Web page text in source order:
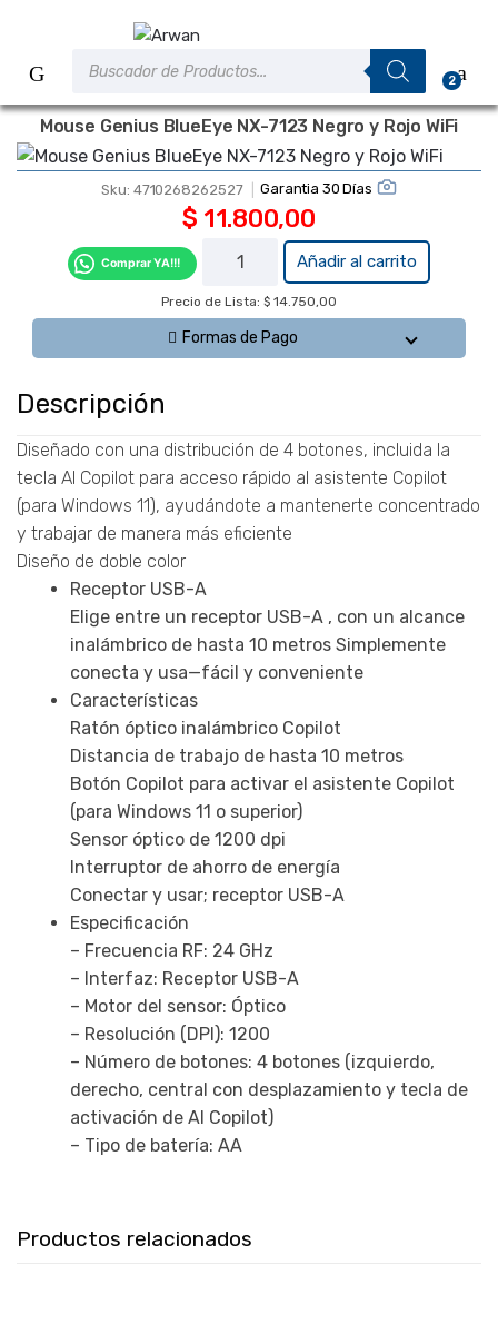
contenido
2
Mouse Genius BlueEye NX-7123 Negro y Rojo WiFi
Sku: 4710268262527 Garantia 30 Días
$ 11.800,00
Comprar YA!!!
Mouse
BlueEye
NX-7123
Negro y
Añadir al carrito
Precio de Lista: $ 14.750,00
Formas de Pago
Descripción
Diseñado con una distribución de 4 botones, incluida la
tecla AI Copilot para acceso rápido al asistente Copilot
(para Windows 11), ayudándote a mantenerte concentrado
y trabajar de manera más eficiente
Diseño de doble color
Receptor USB-A
Elige entre un receptor USB-A , con un alcance
inalámbrico de hasta 10 metros Simplemente
conecta y usa—fácil y conveniente
Características
Ratón óptico inalámbrico Copilot
Distancia de trabajo de hasta 10 metros
Botón Copilot para activar el asistente Copilot
(para Windows 11 o superior)
Sensor óptico de 1200 dpi
Interruptor de ahorro de energía
Conectar y usar; receptor USB-A
Especificación
– Frecuencia RF: 24 GHz
– Interfaz: Receptor USB-A
– Motor del sensor: Óptico
– Resolución (DPI): 1200
– Número de botones: 4 botones (izquierdo,
derecho, central con desplazamiento y tecla de
activación de AI Copilot)
– Tipo de batería: AA
Productos relacionados